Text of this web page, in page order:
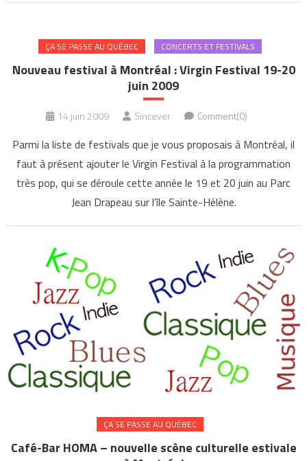
ÇA SE PASSE AU QUÉBEC CONCERTS ET FESTIVALS
Nouveau festival à Montréal : Virgin Festival 19-20
juin 2009
14 juin 2009 Sincever Comment(0)
Parmi la liste de festivals que je vous proposais à Montréal, il
faut à présent ajouter le Virgin Festival à la programmation
très pop, qui se déroule cette année le 19 et 20 juin au Parc
Jean Drapeau sur l’île Sainte-Hélène.
ÇA SE PASSE AU QUÉBEC
Café-Bar HOMA – nouvelle scène culturelle estivale